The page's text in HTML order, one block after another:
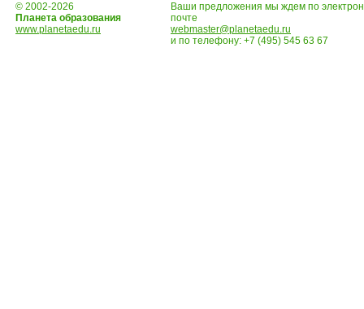
© 2002-2026
Планета образования
www.planetaedu.ru
Ваши предложения мы ждем по
почте
webmaster@planetaedu.ru
и по телефону: +7 (495) 545 63 67